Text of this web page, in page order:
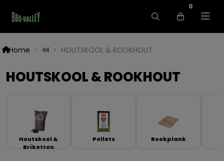
0
Home HOUTSKOOL & ROOKHOUT
HOUTSKOOL & ROOKHOUT
Houtskool &
Briketten
Pellets Rookplank